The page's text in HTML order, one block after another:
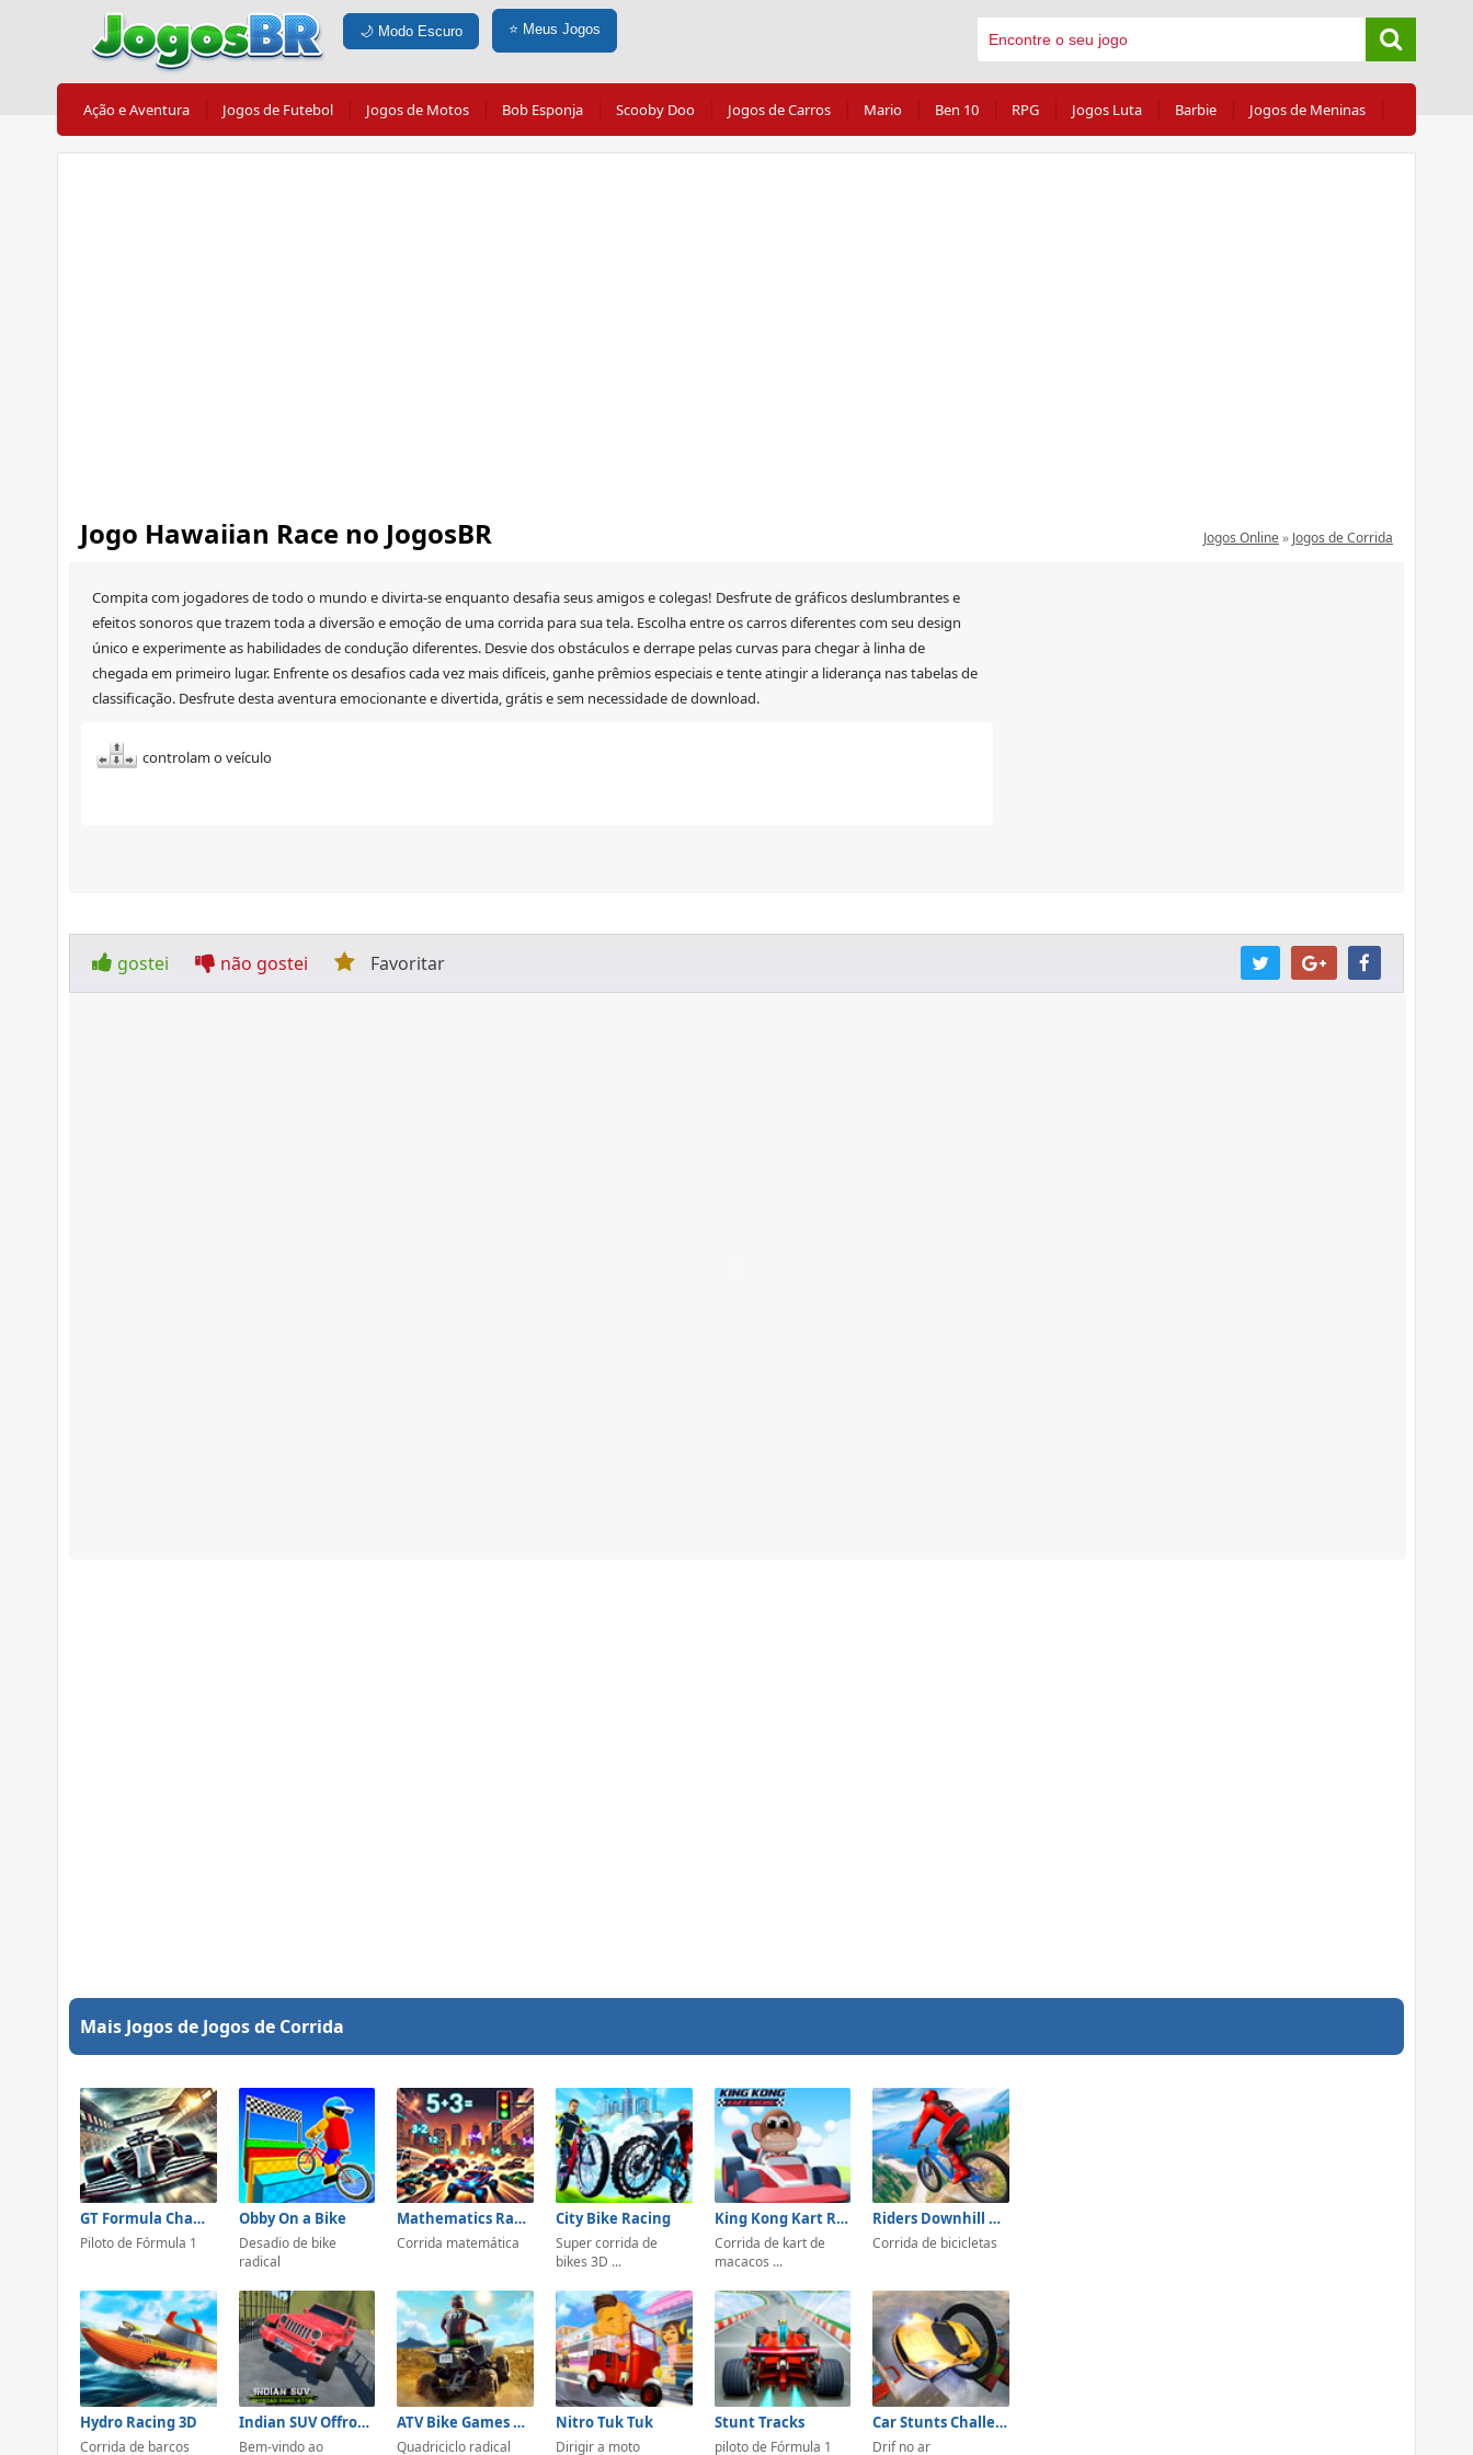
🌙 Modo Escuro ⭐ Meus Jogos
Ação e Aventura Jogos de Futebol Jogos de Motos Bob Esponja Scooby Doo Jogos de Carros Mario Ben 10 RPG Jogos Luta Barbie Jogos de Meninas
Jogo Hawaiian Race no JogosBR Jogos Online» Jogos de Corrida
Compita com jogadores de todo o mundo e divirta-se enquanto desafia seus amigos e colegas! Desfrute de gráficos deslumbrantes e
efeitos sonoros que trazem toda a diversão e emoção de uma corrida para sua tela. Escolha entre os carros diferentes com seu design
único e experimente as habilidades de condução diferentes. Desvie dos obstáculos e derrape pelas curvas para chegar à linha de
chegada em primeiro lugar. Enfrente os desafios cada vez mais difíceis, ganhe prêmios especiais e tente atingir a liderança nas tabelas de
classificação. Desfrute desta aventura emocionante e divertida, grátis e sem necessidade de download.
controlam o veículo
gostei não gostei Favoritar
Mais Jogos de Jogos de Corrida
GT Formula Championship
Piloto de Fórmula 1
Obby On a Bike
Desadio de bike
radical
Mathematics Racing
Corrida matemática
City Bike Racing
Super corrida de
bikes 3D ...
King Kong Kart Racing
Corrida de kart de
macacos ...
Riders Downhill Racing
Corrida de bicicletas
Hydro Racing 3D
Corrida de barcos
Indian SUV Offroad Simulator
Bem-vindo ao
ATV Bike Games Quad Offroad
Quadriciclo radical
Nitro Tuk Tuk
Dirigir a moto
Stunt Tracks
piloto de Fórmula 1
Car Stunts Challenge
Drif no ar